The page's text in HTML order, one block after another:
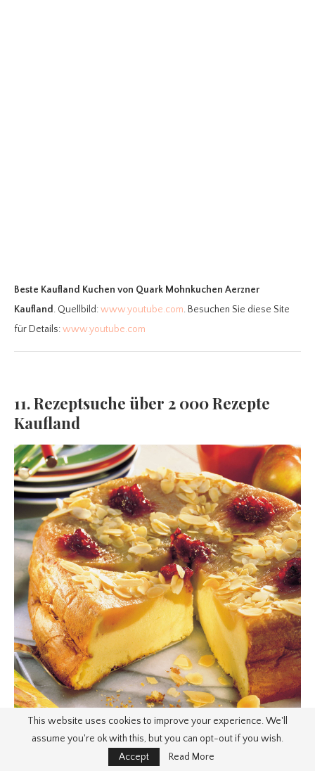
Beste Kaufland Kuchen von Quark Mohnkuchen Aerzner
Kaufland. Quellbild:www.youtube.com. Besuchen Sie diese Site
für Details:www.youtube.com
11. Rezeptsuche über 2 000 Rezepte
Kaufland
This website uses cookies to improve your experience. We'll
assume you're ok with this, but you can opt-out if you wish.
Accept
Read More